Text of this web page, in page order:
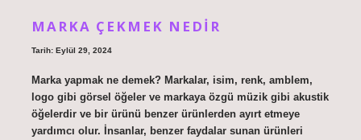
MARKA ÇEKMEK NEDIR
Tarih: Eylül 29, 2024
Marka yapmak ne demek? Markalar, isim, renk, amblem,
logo gibi görsel öğeler ve markaya özgü müzik gibi akustik
öğelerdir ve bir ürünü benzer ürünlerden ayırt etmeye
yardımcı olur. İnsanlar, benzer faydalar sunan ürünleri